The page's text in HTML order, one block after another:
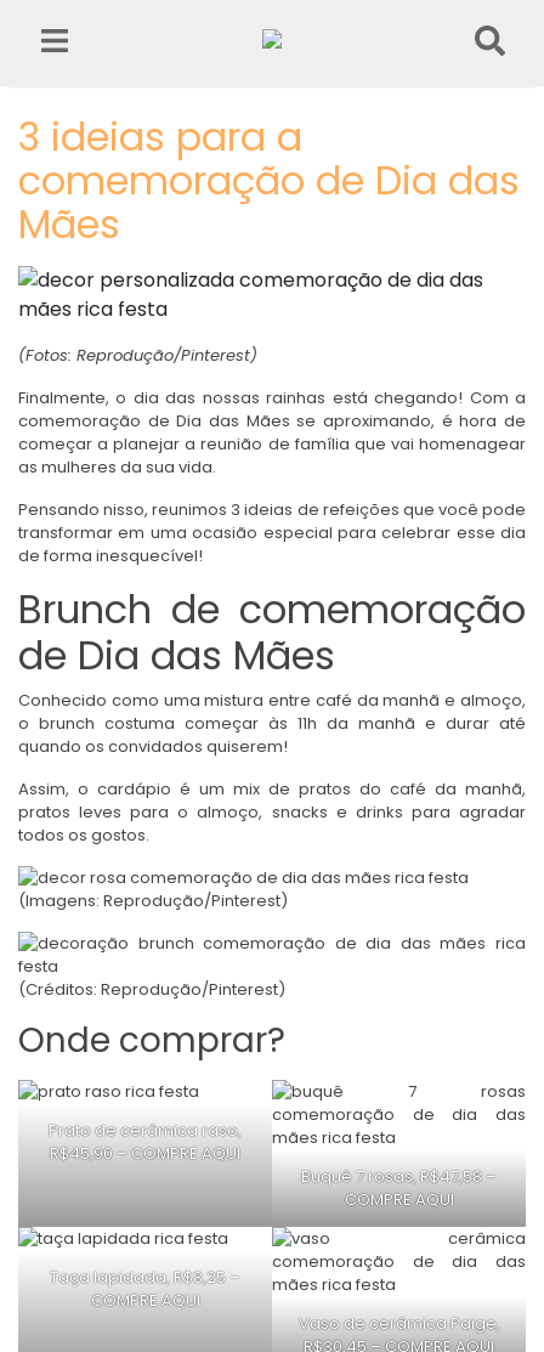
3 ideias para a
comemoração de Dia das
Mães
(Fotos: Reprodução/Pinterest)
Finalmente, o dia das nossas rainhas está chegando! Com a
comemoração de Dia das Mães se aproximando, é hora de
começar a planejar a reunião de família que vai homenagear
as mulheres da sua vida.
Pensando nisso, reunimos 3 ideias de refeições que você pode
transformar em uma ocasião especial para celebrar esse dia
de forma inesquecível!
Brunch de comemoração
de Dia das Mães
Conhecido como uma mistura entre café da manhã e almoço,
o brunch costuma começar às 11h da manhã e durar até
quando os convidados quiserem!
Assim, o cardápio é um mix de pratos do café da manhã,
pratos leves para o almoço, snacks e drinks para agradar
todos os gostos.
(Imagens: Reprodução/Pinterest)
(Créditos: Reprodução/Pinterest)
Onde comprar?
Prato de cerâmica raso,
R$45,90 –COMPRE AQUI
Buquê 7 rosas, R$47,58 –
COMPRE AQUI
Taça lapidada, R$8,25 –
COMPRE AQUI
Vaso de cerâmica Paige,
R$30,45 –COMPRE AQUI